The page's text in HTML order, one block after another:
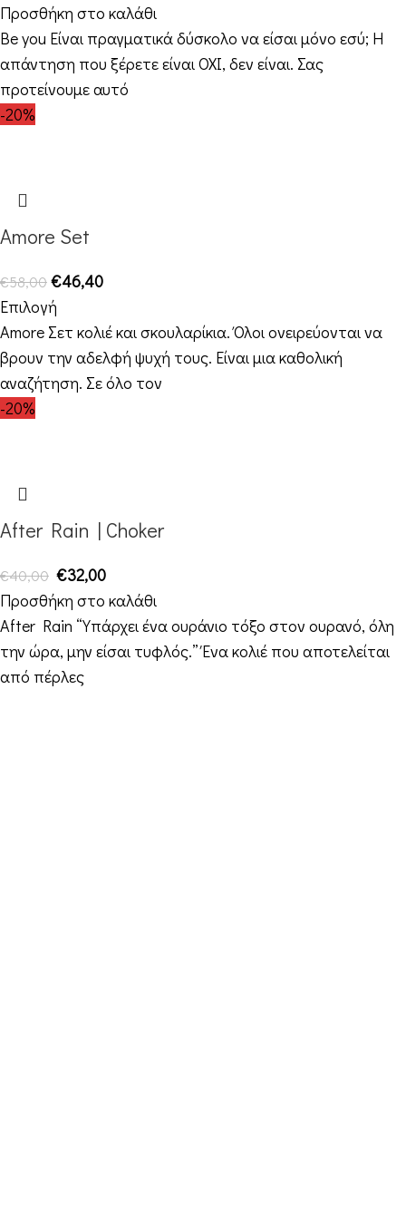
Προσθήκη στο καλάθι
Be you Είναι πραγματικά δύσκολο να είσαι μόνο εσύ; Η
απάντηση που ξέρετε είναι ΟΧΙ, δεν είναι. Σας
προτείνουμε αυτό
-20%
Amore Set
€58,00€46,40
Επιλογή
Amore Σετ κολιέ και σκουλαρίκια. Όλοι ονειρεύονται να
βρουν την αδελφή ψυχή τους. Είναι μια καθολική
αναζήτηση. Σε όλο τον
-20%
After Rain | Choker
€40,00 €32,00
Προσθήκη στο καλάθι
After Rain “Υπάρχει ένα ουράνιο τόξο στον ουρανό, όλη
την ώρα, μην είσαι τυφλός.” Ένα κολιέ που αποτελείται
από πέρλες